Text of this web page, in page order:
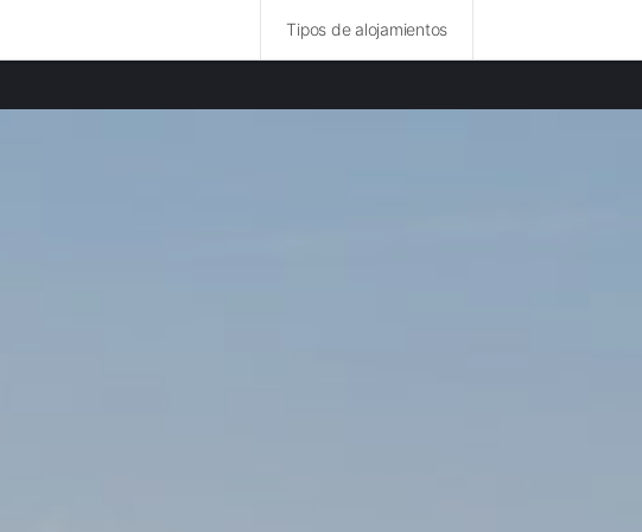
Tipos de alojamientos